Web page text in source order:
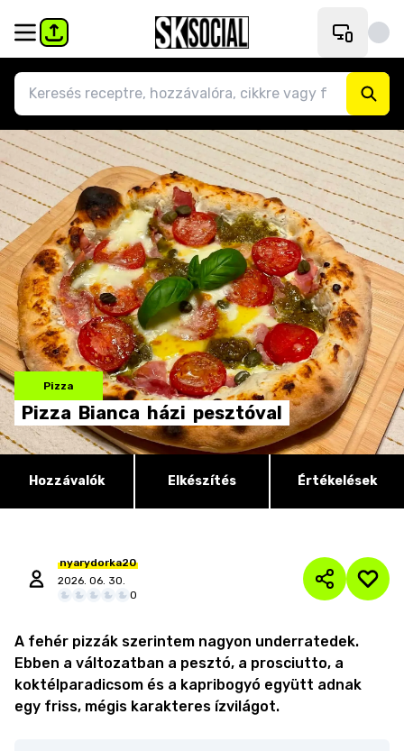
Pizza
Pizza Bianca házi pesztóval
Hozzávalók Elkészítés Értékelések
nyarydorka20
2026. 06. 30.
0
A fehér pizzák szerintem nagyon underratedek.
Ebben a változatban a pesztó, a prosciutto, a
koktélparadicsom és a kapribogyó együtt adnak
egy friss, mégis karakteres ízvilágot.